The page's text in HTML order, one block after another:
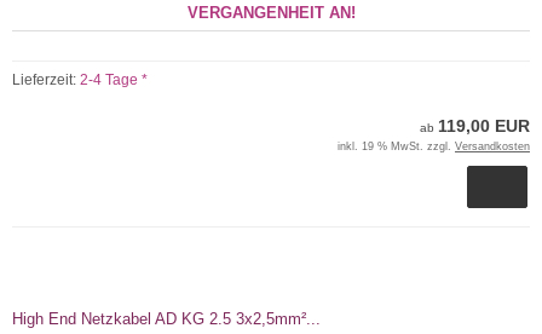
VERGANGENHEIT AN!
Lieferzeit: 2-4 Tage *
ab 119,00 EUR
inkl. 19 % MwSt. zzgl. Versandkosten
High End Netzkabel AD KG 2.5 3x2,5mm²...